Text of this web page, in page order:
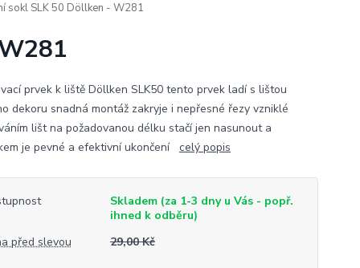
sokl SLK 50 Döllken - W281
prvek k liště Döllken SLK50 tento prvek ladí s lištou
dekoru snadná montáž zakryje i nepřesné řezy vzniklé
lišt na požadovanou délku stačí jen nasunout a
je pevné a efektivní ukončení celý popis
Skladem (za 1-3 dny u Vás - popř.
ihned k odběru)
před slevou
29,00 Kč